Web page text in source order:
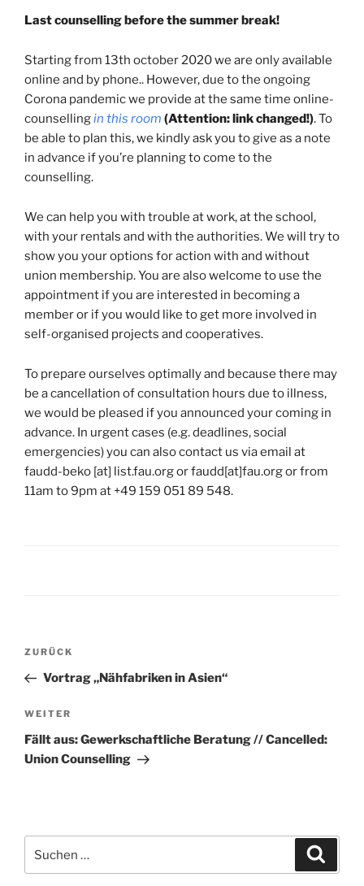
Last counselling before the summer break!
Starting from 13th october 2020 we are only available
online and by phone.. However, due to the ongoing
Corona pandemic we provide at the same time online-
counsellingin this room (Attention: link changed!). To
be able to plan this, we kindly ask you to give as a note
in advance if you’re planning to come to the
counselling.
We can help you with trouble at work, at the school,
with your rentals and with the authorities. We will try to
show you your options for action with and without
union membership. You are also welcome to use the
appointment if you are interested in becoming a
member or if you would like to get more involved in
self-organised projects and cooperatives.
To prepare ourselves optimally and because there may
be a cancellation of consultation hours due to illness,
we would be pleased if you announced your coming in
advance. In urgent cases (e.g. deadlines, social
emergencies) you can also contact us via email at
faudd-beko [at] list.fau.org or faudd[at]fau.org or from
11am to 9pm at +49 159 051 89 548.
Beitragsnavigation
Vorheriger
Beitrag
ZURÜCK
Vortrag „Nähfabriken in Asien“
Nächster
Beitrag
WEITER
Fällt aus: Gewerkschaftliche Beratung // Cancelled:
Union Counselling
nach: